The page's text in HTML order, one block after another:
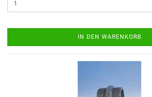
IN DEN WARENKORB